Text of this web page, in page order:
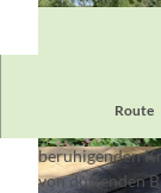
© Tourismusverein
Route
"Kneipp-
beruhigenden
von duftenden